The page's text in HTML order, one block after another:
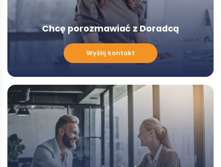
Chcę porozmawiać z Doradcą
porozmawiać
Doradcą
-
Modal
Wyślij kontakt